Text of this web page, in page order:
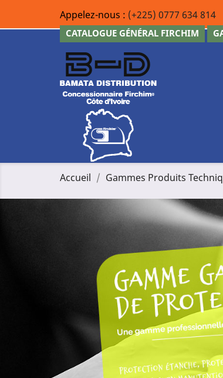
Appelez-nous : (+225) 0777 634 814
CATALOGUE GÉNÉRAL FIRCHIM
Accueil Gammes Produits